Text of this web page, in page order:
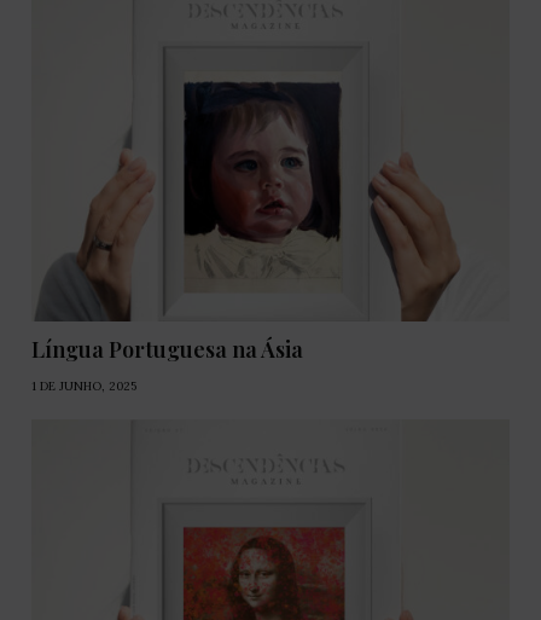
Língua Portuguesa na Ásia
1 DE JUNHO, 2025